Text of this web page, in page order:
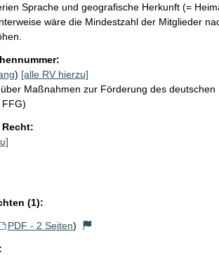
Sprache und geografische Herkunft (=
wäre die Mindestzahl der Mitglieder
) [alle RV hierzu]
Maßnahmen zur Förderung des deutschen
(1):
PDF - 2 Seiten)